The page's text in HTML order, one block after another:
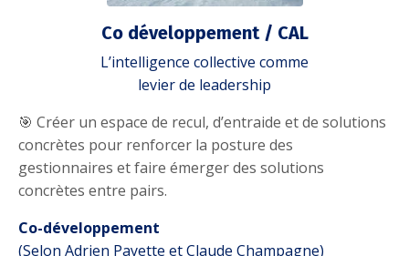
Co développement / CAL
L’intelligence collective comme
levier de leadership
🎯 Créer un espace de recul, d’entraide et de solutions
concrètes pour renforcer la posture des
gestionnaires et faire émerger des solutions
concrètes entre pairs.
Co-développement
(Selon Adrien Payette et Claude Champagne)